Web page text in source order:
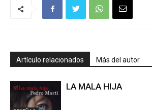
Artículo relacionados Más del autor
LA MALA HIJA